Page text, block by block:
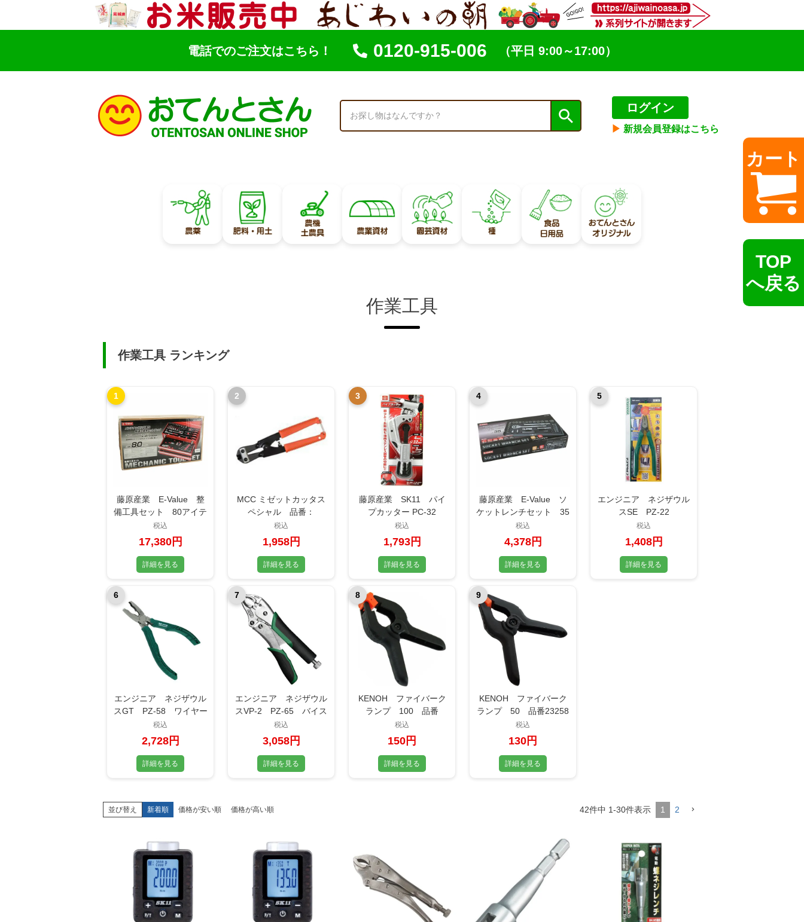
電話でのご注文はこちら！ 0120-915-006 （平日 9:00～17:00）
検索
ログイン
▶︎ 新規会員登録はこちら
カート
TOP
へ戻る
作業工具
作業工具 ランキング
1
藤原産業 E-Value 整
備工具セット 80アイテ
ム EST-2280RE
税込
17,380円
詳細を見る
2
MCC ミゼットカッタス
ペシャル 品番：
MCS0020
税込
1,958円
詳細を見る
3
藤原産業 SK11 パイ
プカッター PC-32
税込
1,793円
詳細を見る
4
藤原産業 E-Value ソ
ケットレンチセット 35
アイテム ESR-2335M
税込
4,378円
詳細を見る
5
エンジニア ネジザウル
スSE PZ-22
税込
1,408円
詳細を見る
6
エンジニア ネジザウル
スGT PZ-58 ワイヤー
カッター付
税込
2,728円
詳細を見る
7
エンジニア ネジザウル
スVP-2 PZ-65 バイス
機能搭載 ワイヤーカッ
ター付
税込
3,058円
詳細を見る
8
KENOH ファイバーク
ランプ 100 品番
23255
税込
150円
詳細を見る
9
KENOH ファイバーク
ランプ 50 品番23258
税込
130円
詳細を見る
並び替え 新着順 価格が安い順 価格が高い順 42件中 1-30件表示 1 2